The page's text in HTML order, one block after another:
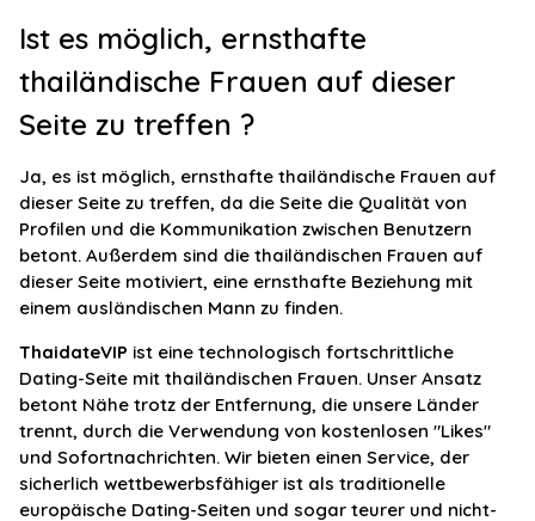
Ist es möglich, ernsthafte
thailändische Frauen auf dieser
Seite zu treffen ?
Ja, es ist möglich, ernsthafte thailändische Frauen auf
dieser Seite zu treffen, da die Seite die Qualität von
Profilen und die Kommunikation zwischen Benutzern
betont. Außerdem sind die thailändischen Frauen auf
dieser Seite motiviert, eine ernsthafte Beziehung mit
einem ausländischen Mann zu finden.
ThaidateVIP ist eine technologisch fortschrittliche
Dating-Seite mit thailändischen Frauen. Unser Ansatz
betont Nähe trotz der Entfernung, die unsere Länder
trennt, durch die Verwendung von kostenlosen "Likes"
und Sofortnachrichten. Wir bieten einen Service, der
sicherlich wettbewerbsfähiger ist als traditionelle
europäische Dating-Seiten und sogar teurer und nicht-